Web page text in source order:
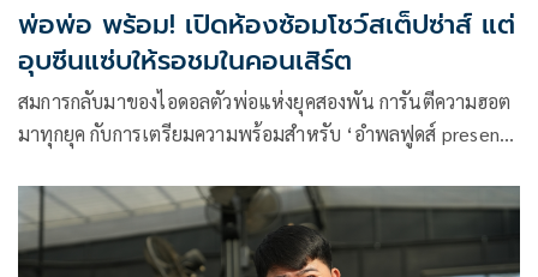
พ่อพ่อ พร้อม! เปิดห้องซ้อมโชว์สเต็ปซ่าส์ แต่
อุบซีนแซ่บให้รอชมในคอนเสิร์ต
สมการกลับมาของไอดอลตัวพ่อแห่งยุคสองพัน การันตีความฮอต
มาทุกยุค กับการเตรียมความพร้อมสำหรับ ‘อำพลฟูดส์ presents
DADDY’S CLUB’ (อำพลฟูดส์ พรีเซนต์ แดน-บีม ดรีม ทู บี
คอนเสิร์ต ทเวนตี้เฟิร์ส เซนจูรี แด๊ดดี้ส์ คลับ) คอนเสิร์ตเต็มรูป
แบบ ของพ่อพ่อสุดแซ่บ! ‘แดน-บีม’ ที่จะบอกเล่าถึงตัวตนของ